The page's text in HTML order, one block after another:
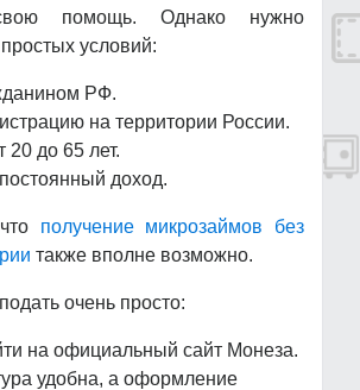
помощь. Однако нужно
условий:
РФ.
на территории России.
20 до 65 лет.
доход.
получение микрозаймов без
также вполне возможно.
очень просто:
на официальный сайт Монеза.
удобна, а оформление